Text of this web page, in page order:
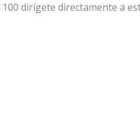
dirígete directamente a